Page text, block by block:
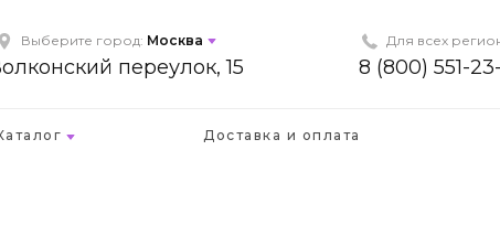
Выберите город: Москва
переулок, 15
Для всех
8 (800) 551-
Доставка и оплата